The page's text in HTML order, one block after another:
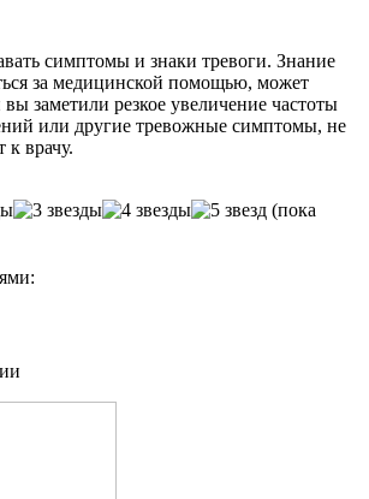
симптомы и знаки тревоги. Знание
за медицинской помощью, может
заметили резкое увеличение частоты
или другие тревожные симптомы, не
к врачу.
(пока